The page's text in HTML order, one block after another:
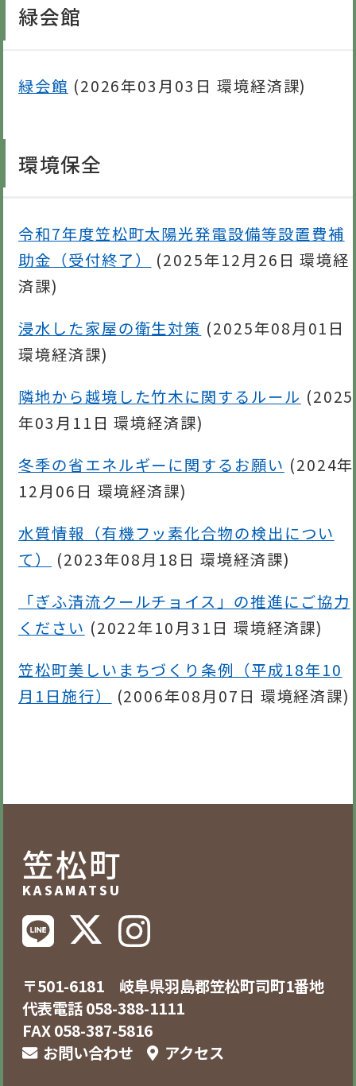
緑会館
緑会館 (2026年03月03日 環境経済課)
環境保全
令和7年度笠松町太陽光発電設備等設置費補
助金（受付終了）
(2025年12月26日 環境経
済課)
浸水した家屋の衛生対策 (2025年08月01日
環境経済課)
隣地から越境した竹木に関するルール (2025
年03月11日 環境経済課)
冬季の省エネルギーに関するお願い (2024年
12月06日 環境経済課)
水質情報（有機フッ素化合物の検出につい
て）
(2023年08月18日 環境経済課)
「ぎふ清流クールチョイス」の推進にご協力
ください (2022年10月31日 環境経済課)
笠松町美しいまちづくり条例（平成18年10
月1日施行）
(2006年08月07日 環境経済課)
笠松町
KASAMATSU
〒501-6181 岐阜県羽島郡笠松町司町1番地
代表電話 058-388-1111
FAX 058-387-5816
お問い合わせ
アクセス